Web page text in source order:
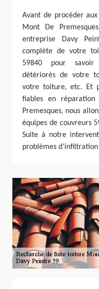
Avant de procéder
Mont De
entreprise Davy
complète de votre
59840 pour savoir
détériorés de votre
votre toiture, etc. Et
fiables en
Premesques, nous
équipes de couvreurs
Suite à notre
problèmes